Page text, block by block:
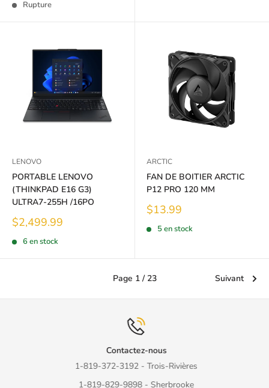
Rupture
LENOVO
PORTABLE LENOVO
(THINKPAD E16 G3)
ULTRA7-255H /16PO
Prix
réduit
$2,499.99
6 en stock
ARCTIC
FAN DE BOITIER ARCTIC
P12 PRO 120 MM
Prix
réduit
$13.99
5 en stock
Page 1 / 23 Suivant
Contactez-nous
1-819-372-3192 - Trois-Rivières
1-819-829-9898 - Sherbrooke